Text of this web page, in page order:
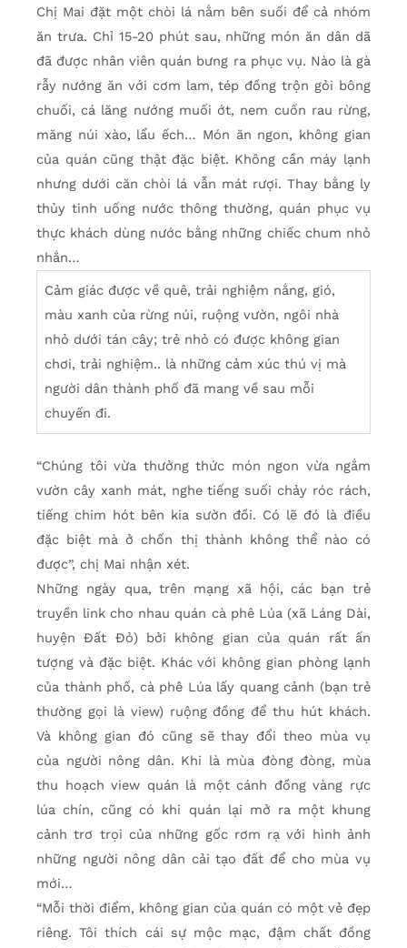
Chị Mai đặt một chòi lá nằm bên suối để cả nhóm
ăn trưa. Chỉ 15-20 phút sau, những món ăn dân dã
đã được nhân viên quán bưng ra phục vụ. Nào là gà
rẫy nướng ăn với cơm lam, tép đồng trộn gỏi bông
chuối, cá lăng nướng muối ớt, nem cuốn rau rừng,
măng núi xào, lẩu ếch… Món ăn ngon, không gian
của quán cũng thật đặc biệt. Không cần máy lạnh
nhưng dưới căn chòi lá vẫn mát rượi. Thay bằng ly
thủy tinh uống nước thông thường, quán phục vụ
thực khách dùng nước bằng những chiếc chum nhỏ
nhắn…
Cảm giác được về quê, trải nghiệm nắng, gió,
màu xanh của rừng núi, ruộng vườn, ngôi nhà
nhỏ dưới tán cây; trẻ nhỏ có được không gian
chơi, trải nghiệm.. là những cảm xúc thú vị mà
người dân thành phố đã mang về sau mỗi
chuyến đi.
“Chúng tôi vừa thưởng thức món ngon vừa ngắm
vườn cây xanh mát, nghe tiếng suối chảy róc rách,
tiếng chim hót bên kia sườn đồi. Có lẽ đó là điều
đặc biệt mà ở chốn thị thành không thể nào có
được”, chị Mai nhận xét.
Những ngày qua, trên mạng xã hội, các bạn trẻ
truyền link cho nhau quán cà phê Lúa (xã Láng Dài,
huyện Đất Đỏ) bởi không gian của quán rất ấn
tượng và đặc biệt. Khác với không gian phòng lạnh
của thành phố, cà phê Lúa lấy quang cảnh (bạn trẻ
thường gọi là view) ruộng đồng để thu hút khách.
Và không gian đó cũng sẽ thay đổi theo mùa vụ
của người nông dân. Khi là mùa đòng đòng, mùa
thu hoạch view quán là một cánh đồng vàng rực
lúa chín, cũng có khi quán lại mở ra một khung
cảnh trơ trọi của những gốc rơm rạ với hình ảnh
những người nông dân cải tạo đất để cho mùa vụ
mới…
“Mỗi thời điểm, không gian của quán có một vẻ đẹp
riêng. Tôi thích cái sự mộc mạc, đậm chất đồng